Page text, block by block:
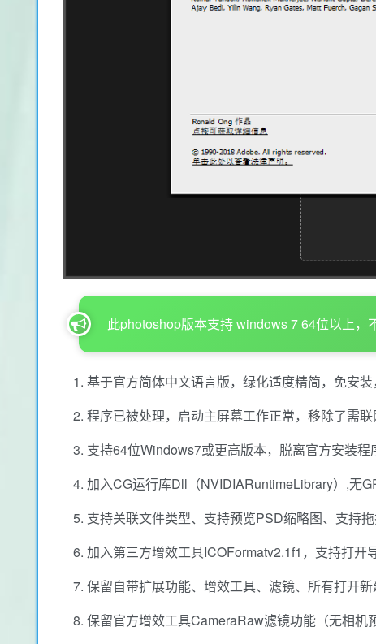
此photoshop版本支持 windows 7 64位以上
基于官方简体中文语言版，绿化适度精简，免安装
程序已被处理，启动主屏幕工作正常，移除了需
支持64位Windows7或更高版本，脱离官方安装程
加入CG运行库Dll（NVIDIARuntimeLibrary）,无
支持关联文件类型、支持预览PSD缩略图、支持
加入第三方增效工具ICOFormatv2.1f1，支持打开
保留自带扩展功能、增效工具、滤镜、所有打开
保留官方增效工具CameraRaw滤镜功能（无相机